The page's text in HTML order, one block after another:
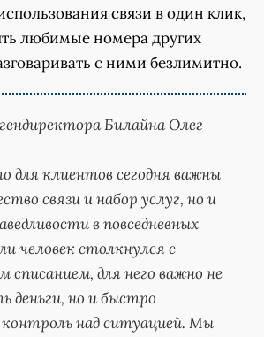
связи в один клик,
любимые номера других
с ними безлимитно.
Билайна Олег
для клиентов сегодня важны
связи и набор услуг, но и
в повседневных
человек столкнулся с
списанием, для него важно не
деньги, но и быстро
над ситуацией. Мы